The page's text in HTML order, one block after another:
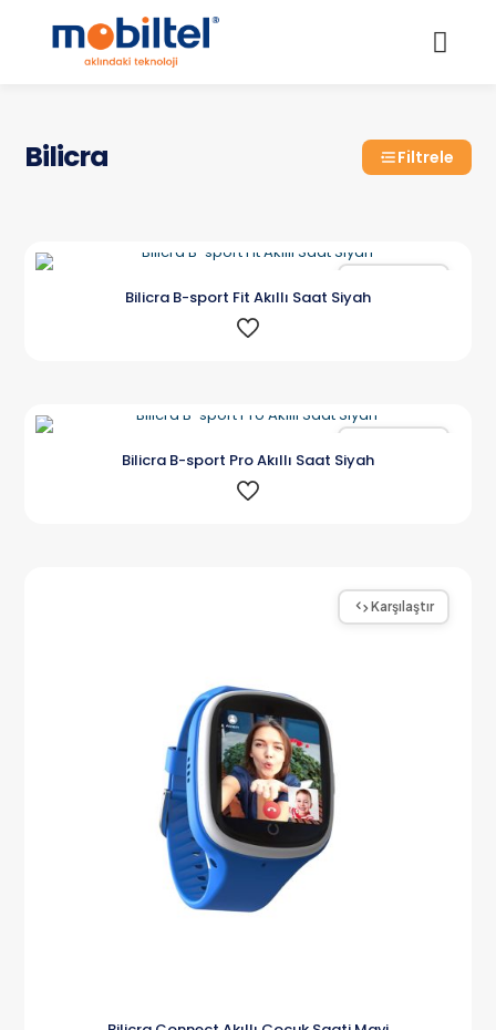
Bilicra Filtrele
Bilicra B-sport Fit Akıllı Saat Siyah
Bilicra B-sport Pro Akıllı Saat Siyah
Karşılaştır